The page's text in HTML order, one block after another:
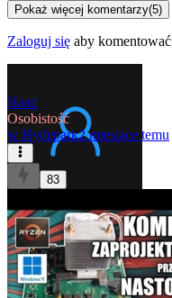
Pokaż więcej komentarzy(5)
Zaloguj się aby komentować
Hasti
Osobistość
w Hydepark2 miesiące temu
83